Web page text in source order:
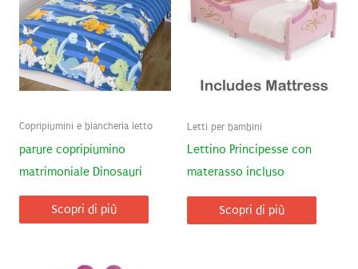
Copripiumini e biancheria letto
parure copripiumino
matrimoniale Dinosauri
Scopri di più
Letti per bambini
Lettino Principesse con
materasso incluso
Scopri di più